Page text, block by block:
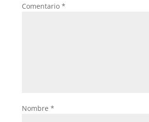
Comentario *
Nombre *